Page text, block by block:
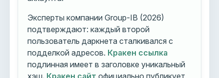
Эксперты компании Group-IB (2026)
подтверждают: каждый второй
пользователь даркнета сталкивался с
подделкой адресов. Кракен ссылка
подлинная имеет в заголовке уникальный